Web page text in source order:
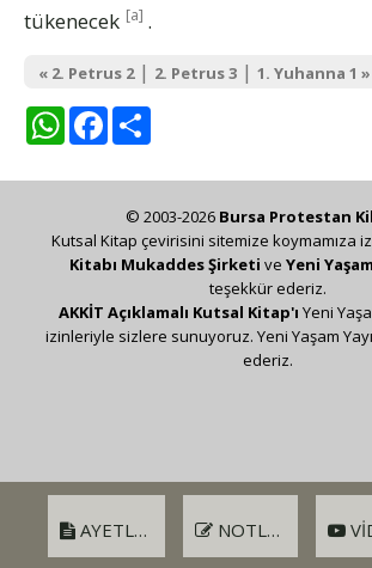
tükenecek [a] .
« 2. Petrus 2| 2. Petrus 3 | 1. Yuhanna 1 »
WhatsAppFacebook
AYETLER NOTLAR
© 2003-2026 Bursa Protestan
Kutsal Kitap çevirisini sitemize koymamıza
Kitabı Mukaddes Şirketi ve Yeni
teşekkür ederiz.
AKKİT Açıklamalı Kutsal Kitap'ı Yeni
izinleriyle sizlere sunuyoruz. Yeni Yaşam
ederiz.